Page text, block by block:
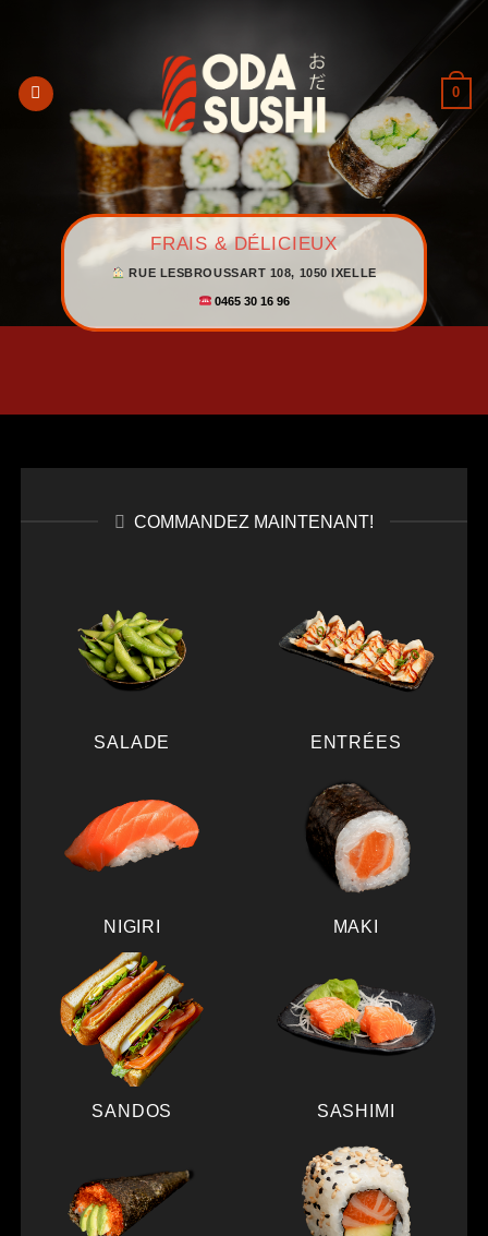
0
FRAIS & DÉLICIEUX
RUE LESBROUSSART 108, 1050 IXELLE
0465 30 16 96
COMMANDEZ MAINTENANT!
SALADE ENTRÉES
NIGIRI MAKI
SANDOS SASHIMI